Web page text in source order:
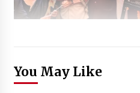
You May Like